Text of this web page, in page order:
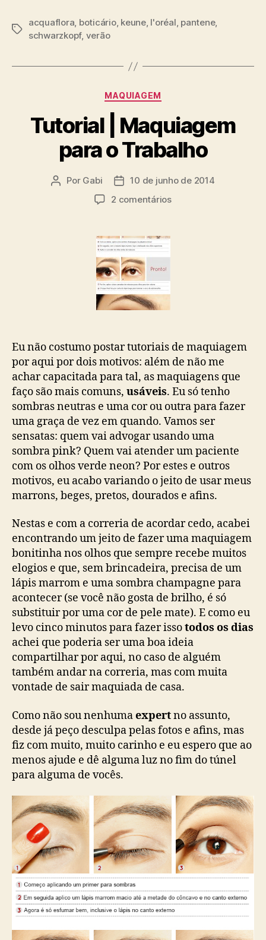
Tags
acquaflora, boticário, keune, l'oréal, pantene,
schwarzkopf, verão
Categorias
MAQUIAGEM
Tutorial | Maquiagem
para o Trabalho
Autor
Por Gabi
Data10 de junho de 2014
2 comentáriosem
Eu não costumo postar tutoriais de maquiagem
por aqui por dois motivos: além de não me
achar capacitada para tal, as maquiagens que
faço são mais comuns, usáveis. Eu só tenho
sombras neutras e uma cor ou outra para fazer
uma graça de vez em quando. Vamos ser
sensatas: quem vai advogar usando uma
sombra pink? Quem vai atender um paciente
com os olhos verde neon? Por estes e outros
motivos, eu acabo variando o jeito de usar meus
marrons, beges, pretos, dourados e afins.
Nestas e com a correria de acordar cedo, acabei
encontrando um jeito de fazer uma maquiagem
bonitinha nos olhos que sempre recebe muitos
elogios e que, sem brincadeira, precisa de um
lápis marrom e uma sombra champagne para
acontecer (se você não gosta de brilho, é só
substituir por uma cor de pele mate). E como eu
levo cinco minutos para fazer issotodos os dias
achei que poderia ser uma boa ideia
compartilhar por aqui, no caso de alguém
também andar na correria, mas com muita
vontade de sair maquiada de casa.
Como não sou nenhumaexpertno assunto,
desde já peço desculpa pelas fotos e afins, mas
fiz com muito, muito carinho e eu espero que ao
menos ajude e dê alguma luz no fim do túnel
para alguma de vocês.